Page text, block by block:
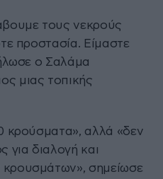
τους νεκρούς
προστασία. Είμαστε
ο Σαλάμα
μιας τοπικής
κρούσματα», αλλά «δεν
για διαλογή και
σημείωσε